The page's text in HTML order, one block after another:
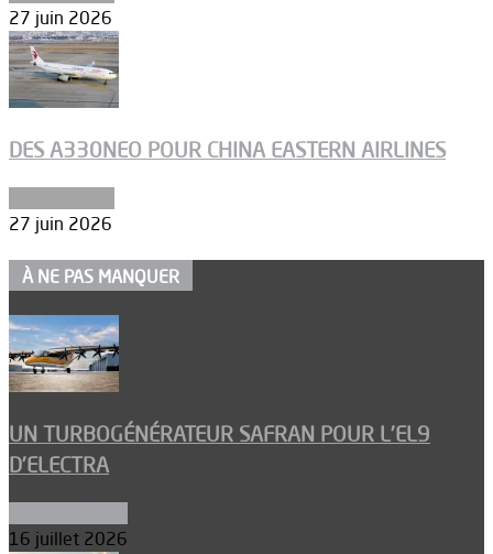
27 juin 2026
DES A330NEO POUR CHINA EASTERN AIRLINES
27 juin 2026
À NE PAS MANQUER
UN TURBOGÉNÉRATEUR SAFRAN POUR L’EL9
D’ELECTRA
16 juillet 2026